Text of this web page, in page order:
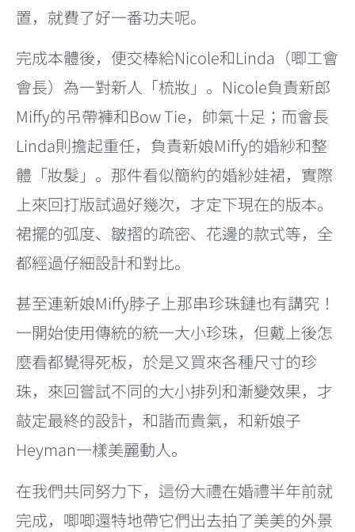
置，就費了好一番功夫呢。
完成本體後，便交棒給Nicole和Linda（唧工會
會長）為一對新人「梳妝」。Nicole負責新郎
Miffy的吊帶褲和Bow Tie，帥氣十足；而會長
Linda則擔起重任，負責新娘Miffy的婚紗和整
體「妝髮」。那件看似簡約的婚紗娃裙，實際
上來回打版試過好幾次，才定下現在的版本。
裙擺的弧度、皺摺的疏密、花邊的款式等，全
都經過仔細設計和對比。
甚至連新娘Miffy脖子上那串珍珠鏈也有講究！
一開始使用傳統的統一大小珍珠，但戴上後怎
麼看都覺得死板，於是又買來各種尺寸的珍
珠，來回嘗試不同的大小排列和漸變效果，才
敲定最終的設計，和諧而貴氣，和新娘子
Heyman一樣美麗動人。
在我們共同努力下，這份大禮在婚禮半年前就
完成，唧唧還特地帶它們出去拍了美美的外景